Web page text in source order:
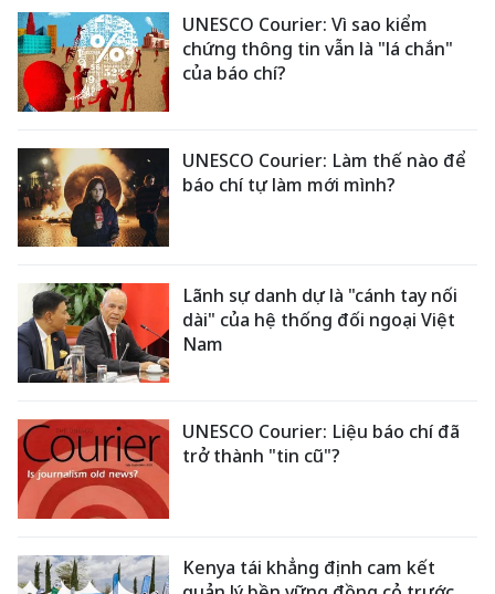
UNESCO Courier: Vì sao kiểm
chứng thông tin vẫn là "lá chắn"
của báo chí?
UNESCO Courier: Làm thế nào để
báo chí tự làm mới mình?
Lãnh sự danh dự là "cánh tay nối
dài" của hệ thống đối ngoại Việt
Nam
UNESCO Courier: Liệu báo chí đã
trở thành "tin cũ"?
Kenya tái khẳng định cam kết